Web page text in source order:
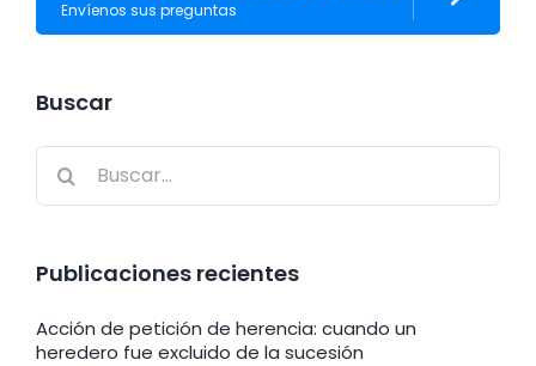
Envíenos sus preguntas
Buscar
Buscar:
Publicaciones recientes
Acción de petición de herencia: cuando un
heredero fue excluido de la sucesión